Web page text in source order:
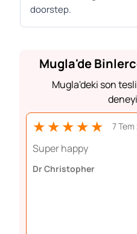
doorstep.
Mugla'de
Mugla'deki son
★★★★★ 7
Super happy
Dr Christopher